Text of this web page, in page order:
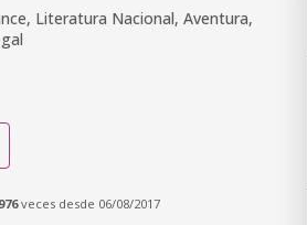
Literatura Nacional, Aventura,
veces desde 06/08/2017